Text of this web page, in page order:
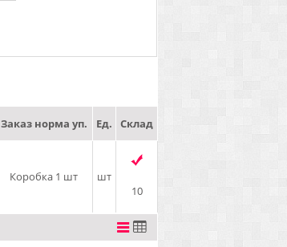
Заказ норма уп. Ед.
Склад
Коробка 1 шт
шт
10